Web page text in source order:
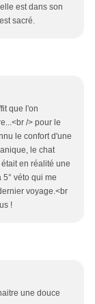
est dans son
sacré.
que l'on
/> pour le
le confort d'une
le chat
en réalité une
véto qui me
voyage.<br
!
une douce